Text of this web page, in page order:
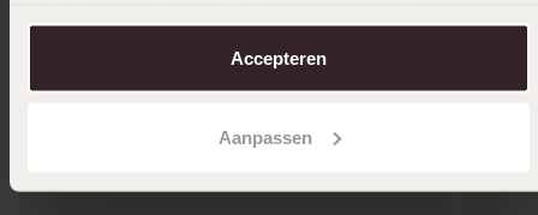
over in onscookiebeleid.
Accepteren
Aanpassen
Anderen kochten ook